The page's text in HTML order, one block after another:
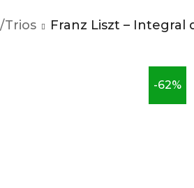
Trios Franz Liszt – Integral
-62%